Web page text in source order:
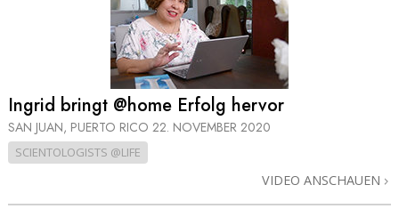
Ingrid bringt @home Erfolg hervor
SAN JUAN, PUERTO RICO 22. NOVEMBER 2020
SCIENTOLOGISTS @LIFE
VIDEO ANSCHAUEN